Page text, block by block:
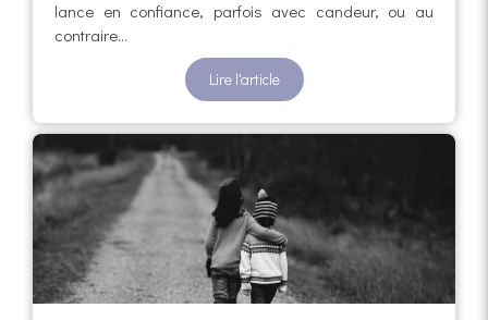
lance en confiance, parfois avec candeur, ou au
contraire...
Lire l'article